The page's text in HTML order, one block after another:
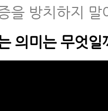
하는 이유
명
1. 맥켄지 운동
을 방치하지 말
의미는 무엇일